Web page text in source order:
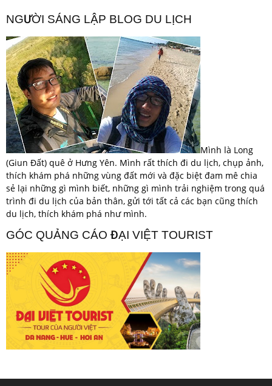
NGƯỜI SÁNG LẬP BLOG DU LỊCH
Mình là Long
(Giun Đất) quê ở Hưng Yên. Mình rất thích đi du lịch, chụp ảnh,
thích khám phá những vùng đất mới và đặc biệt đam mê chia
sẻ lại những gì mình biết, những gì mình trải nghiệm trong quá
trình đi du lịch của bản thân, gửi tới tất cả các bạn cũng thích
du lịch, thích khám phá như mình.
GÓC QUẢNG CÁO ĐẠI VIỆT TOURIST